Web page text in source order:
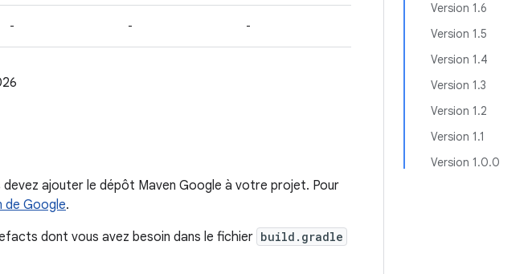
Version 1.6
Version 1.5
Version 1.4
Version 1.3
Version 1.2
Version 1.1
Version 1.0.0
- - -
ajouter le dépôt Maven Google à votre projet. Pour
de Google.
dont vous avez besoin dans le fichier build.gradle